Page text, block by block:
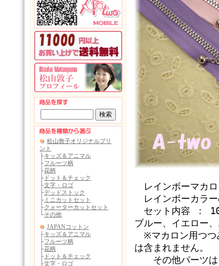
レインボーマカ
レインボーカラー
セット内容 ：
ブルー、イエロー
※マカロン用つつ
は含まれません。
その他パーツは